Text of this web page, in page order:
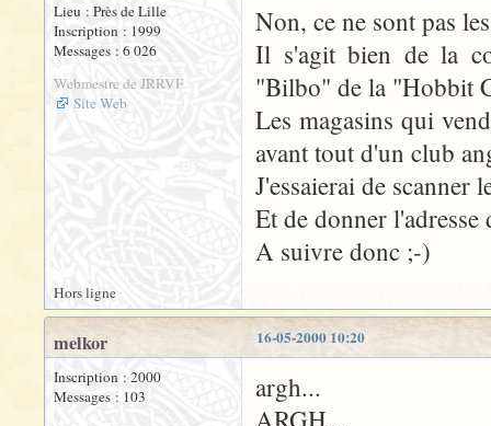
Lieu : Près de Lille
Inscription : 1999
Messages : 6 026
Webmestre de JRRVF
Site Web
Non, ce ne sont pas
Il s'agit bien de la
"Bilbo" de la "Hobbit
Les magasins qui
avant tout d'un club
J'essaierai de scanner
Et de donner
A suivre donc ;-)
Hors ligne
16-05-2000 10:20
melkor
Inscription : 2000
Messages : 103
argh...
ARGH...